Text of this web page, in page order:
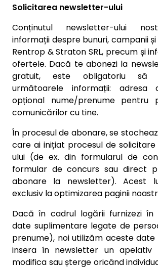
Solicitarea newsletter-ului
Conținutul newsletter-ului
informații despre bunuri, campanii
Rentrop & Straton SRL, precum și
ofertele. Dacă te abonezi la
gratuit, este obligatoriu să
următoarele informații:
opțional nume/prenume pentru
comunicărilor cu tine.
În procesul de abonare, se
care ai inițiat procesul de
ului (de ex. din formularul de
formular de concurs sau direct
abonare la newsletter). Acest
exclusiv la optimizarea paginii
Dacă în cadrul logării furnizezi
date suplimentare legate de
prenume), noi utilizăm aceste
insera în newsletter un apelativ
modifica sau șterge oricând